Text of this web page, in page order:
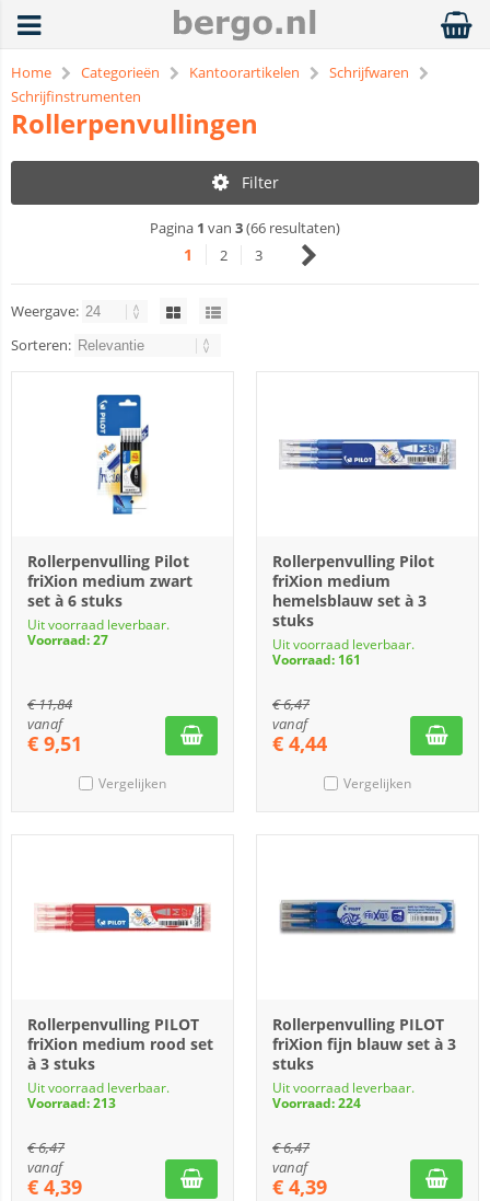
Home Categorieën Kantoorartikelen
Schrijfwaren
Schrijfinstrumenten
Rollerpenvullingen
Filter
Pagina 1 van 3(66 resultaten)
1 2 3
Weergave:
Sorteren:
Rollerpenvulling Pilot
friXion medium zwart
set à 6 stuks
Uit voorraad leverbaar.
Voorraad: 27
€11,84
vanaf
€ 9,51
Vergelijken
Rollerpenvulling Pilot
friXion medium
hemelsblauw set à 3
stuks
Uit voorraad leverbaar.
Voorraad: 161
€6,47
vanaf
€ 4,44
Vergelijken
Rollerpenvulling PILOT
friXion medium rood set
à 3 stuks
Uit voorraad leverbaar.
Voorraad: 213
€6,47
vanaf
€ 4,39
Rollerpenvulling PILOT
friXion fijn blauw set à 3
stuks
Uit voorraad leverbaar.
Voorraad: 224
€6,47
vanaf
€ 4,39